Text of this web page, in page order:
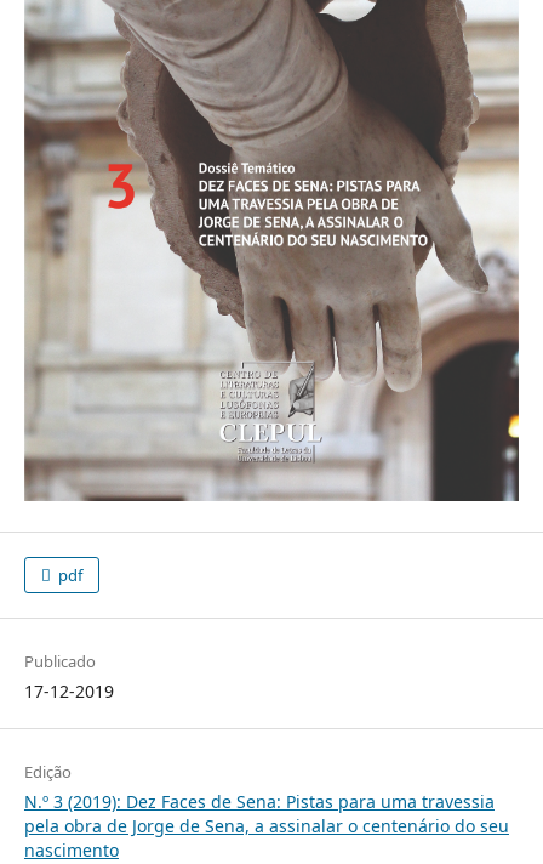
pdf
Publicado
17-12-2019
Edição
N.º 3 (2019): Dez Faces de Sena: Pistas para uma travessia
pela obra de Jorge de Sena, a assinalar o centenário do seu
nascimento